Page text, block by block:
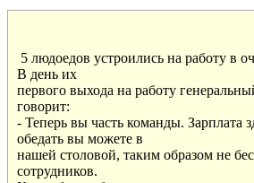
5 людоедов устроились на работу в
В день их
первого выхода на работу
говорит:
- Теперь вы часть команды. Зарплата
обедать вы можете в
нашей столовой, таким образом не
сотрудников.